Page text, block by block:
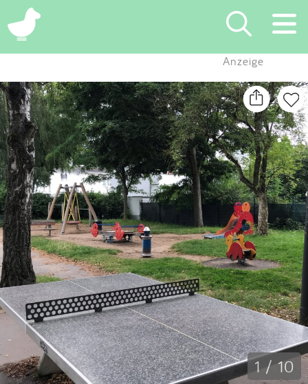
×
Suchen
Eintragen
App
Blog
Partner
Kontakt
Impressum
Anmelden
Anzeige
1 / 10